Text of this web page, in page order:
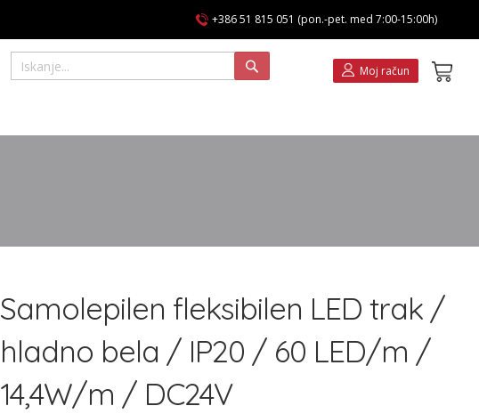
+386 51 815 051 (pon.-pet. med 7:00-15:00h)
Moj račun
Samolepilen fleksibilen LED trak /
hladno bela / IP20 / 60 LED/m /
14,4W/m / DC24V